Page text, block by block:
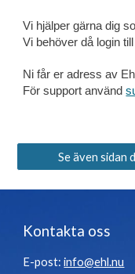
Vi hjälper gärna dig
Vi behöver då login
Ni får er adress av
För support använd
Se även sidan
Kontakta oss
E-post:info@ehl.nu